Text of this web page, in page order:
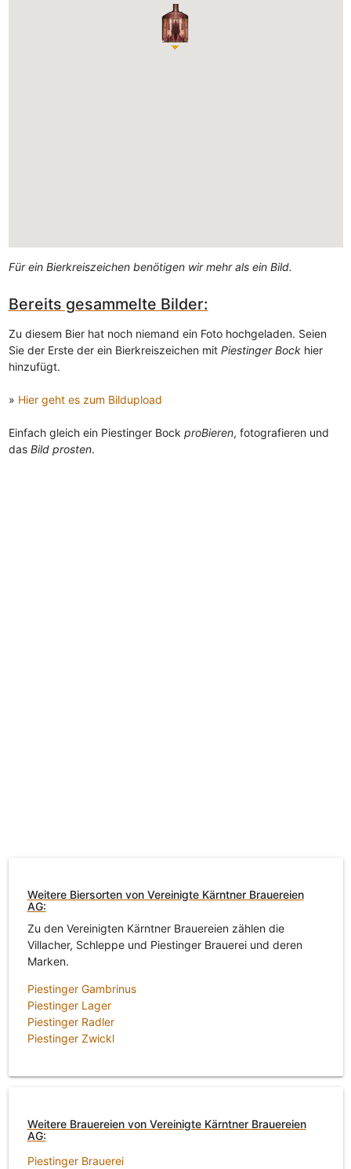
Für ein Bierkreiszeichen benötigen wir mehr als ein Bild.
Bereits gesammelte Bilder:
Zu diesem Bier hat noch niemand ein Foto hochgeladen. Seien
Sie der Erste der ein Bierkreiszeichen mit Piestinger Bockhier
hinzufügt.
» Hier geht es zum Bildupload
Einfach gleich ein Piestinger Bock proBieren, fotografieren und
das Bild prosten.
Weitere Biersorten von Vereinigte Kärntner Brauereien
AG:
Zu den Vereinigten Kärntner Brauereien zählen die
Villacher, Schleppe und Piestinger Brauerei und deren
Marken.
Piestinger Gambrinus
Piestinger Lager
Piestinger Radler
Piestinger Zwickl
Weitere Brauereien von Vereinigte Kärntner Brauereien
AG:
Piestinger Brauerei